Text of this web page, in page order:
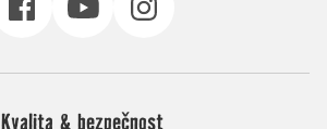
Kvalita & bezpečnost